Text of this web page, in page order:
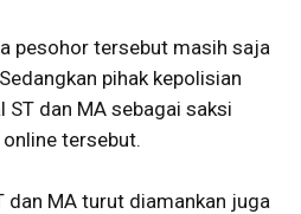
pesohor tersebut masih saja
pihak kepolisian
dan MA sebagai saksi
tersebut.
dan MA turut diamankan juga